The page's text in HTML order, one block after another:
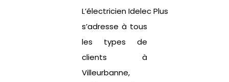
L’électricienIdelecPlus
s’adresse à tous
les types de
clients à
Villeurbanne,